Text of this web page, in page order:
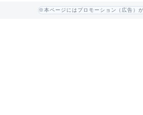
※本ページにはプロモーション（広告）